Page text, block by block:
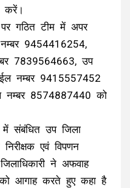
करें।
पर गठित टीम में अपर
नम्बर 9454416254,
7839564663, उप
नम्बर 9415557452
नम्बर 8574887440 को
में संबंधित उप जिला
एवं विपणन
ने अफवाह
को आगाह करते हुए कहा है